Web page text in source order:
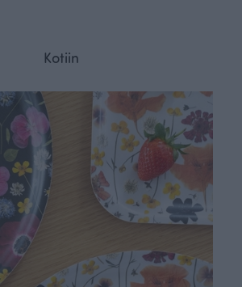
Kotiin